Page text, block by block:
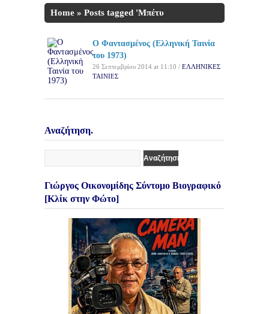
Home » Posts tagged 'Μπέτυ
Ο Φαντασμένος (Ελληνική Ταινία
του 1973)
26 Σεπτεμβρίου 2014 at 11:10 / ΕΛΛΗΝΙΚΕΣ
ΤΑΙΝΙΕΣ
Αναζήτηση.
Γιώργος Οικονομίδης Σύντομο Βιογραφικό
[Κλίκ στην Φώτο]